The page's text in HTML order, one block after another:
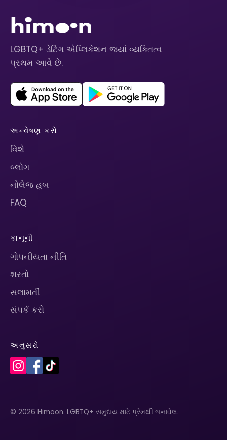
LGBTQ+ ડેટિંગ એપ્લિકેશન જ્યાં વ્યક્તિત્વ
પ્રથમ આવે છે.
અન્વેષણ કરો
વિશે
બ્લોગ
નોલેજ હબ
FAQ
કાનૂની
ગોપનીયતા નીતિ
શરતો
સલામતી
સંપર્ક કરો
અનુસરો
© 2026 Himoon. LGBTQ+ સમુદાય માટે પ્રેમથી બનાવેલ.